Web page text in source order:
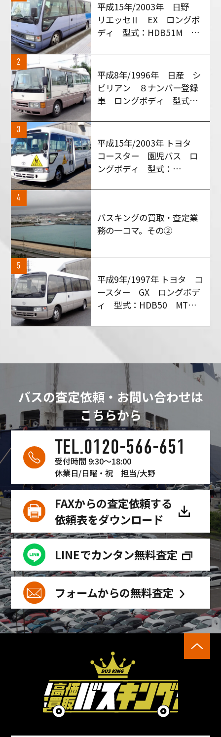
平成15年/2003年 日野
リエッセⅡ EX ロングボ
ディ 型式：HDB51M MT
きました！
2
平成8年/1996年 日産 シ
ビリアン ８ナンバー登録
車 ロングボディ 型式：
取りさせて頂きました！
3
平成15年/2003年 トヨタ
コースター 園児バス ロ
ングボディ 型式：
せて頂きました！
4
バスキングの買取・査定業
務の一コマ。その②
5
平成9年/1997年 トヨタ コ
ースター GX ロングボデ
ィ 型式：HDB50 MT６
した！
バスの査定依頼・お問い合わせは
こちらから
TEL.0120-566-651
受付時間 9:30〜18:00
休業日/日曜・祝 担当/大野
FAXからの査定依頼する
依頼表をダウンロード
LINEでカンタン無料査定
フォームからの無料査定